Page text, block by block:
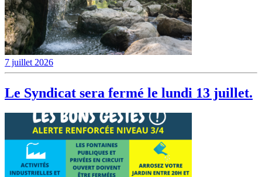
7 juillet 2026
Le Syndicat sera fermé le lundi 13 juillet.